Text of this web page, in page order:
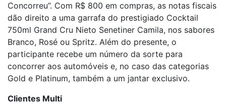
Concorreu”. Com R$ 800 em compras, as notas fiscais
dão direito a uma garrafa do prestigiado Cocktail
750ml Grand Cru Nieto Senetiner Camila, nos sabores
Branco, Rosé ou Spritz. Além do presente, o
participante recebe um número da sorte para
concorrer aos automóveis e, no caso das categorias
Gold e Platinum, também a um jantar exclusivo.
Clientes Multi